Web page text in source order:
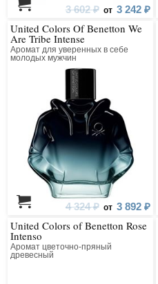
3 602 ₽ от 3 242 ₽
United Colors Of Benetton We
Are Tribe Intense
Аромат для уверенных в себе
молодых мужчин
4 324 ₽ от 3 892 ₽
United Colors of Benetton Rose
Intenso
Аромат цветочно-пряный
древесный